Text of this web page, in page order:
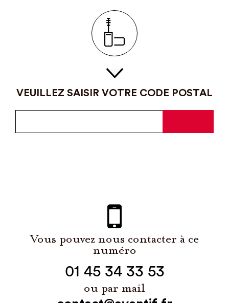
VEUILLEZ SAISIR VOTRE CODE POSTAL
Vous pouvez nous contacter à ce
numéro
01 45 34 33 53
ou par mail